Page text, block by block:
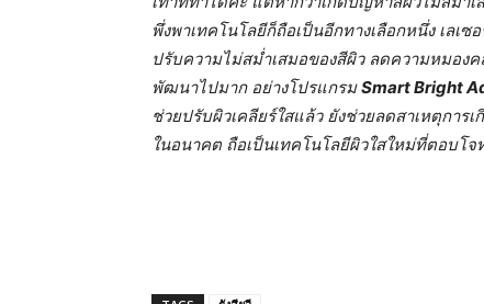
พึ่งพาเทคโนโลยีก็ถือเป็นอีกทางเลือกหนึ่ง เลเ
ปรับความไม่สม่ำเสมอของสีผิว ลดความหมอง
พัฒนาไปมาก อย่างโปรแกรมSmart Bright
ช่วยปรับผิวเคลียร์ใสแล้ว ยังช่วยลดสาเหตุการ
ในอนาคต ถือเป็นเทคโนโลยีผิวใสใหม่ที่ตอบโ